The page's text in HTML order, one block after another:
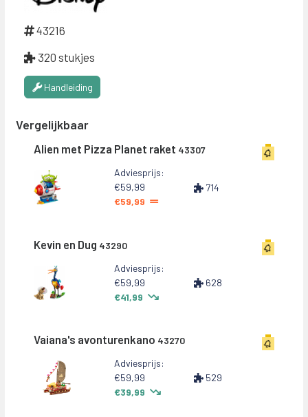
43216
320 stukjes
Handleiding
Vergelijkbaar
Alien met Pizza Planet raket 43307
Adviesprijs:
€59,99
€59,99
714
Kevin en Dug 43290
Adviesprijs:
€59,99
€41,99
628
Vaiana's avonturenkano 43270
Adviesprijs:
€59,99
€39,99
529